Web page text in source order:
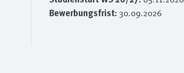
Bewerbungsfrist: 30.09.2026